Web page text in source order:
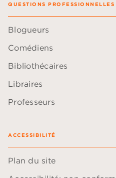
QUESTIONS PROFESSIONNELLES
Blogueurs
Comédiens
Bibliothécaires
Libraires
Professeurs
ACCESSIBILITÉ
Plan du site